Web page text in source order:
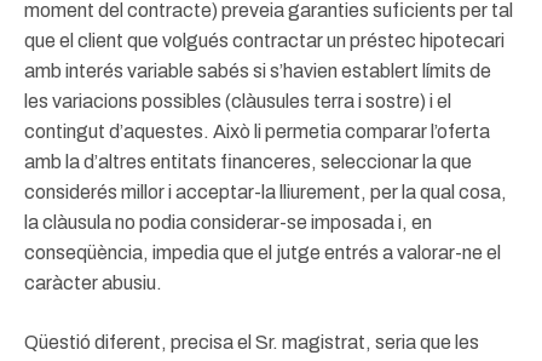
moment del contracte) preveia garanties suficients per tal
que el client que volgués contractar un préstec hipotecari
amb interés variable sabés si s’havien establert límits de
les variacions possibles (clàusules terra i sostre) i el
contingut d’aquestes. Això li permetia comparar l’oferta
amb la d’altres entitats financeres, seleccionar la que
considerés millor i acceptar-la lliurement, per la qual cosa,
la clàusula no podia considerar-se imposada i, en
conseqüència, impedia que el jutge entrés a valorar-ne el
caràcter abusiu.
Qüestió diferent, precisa el Sr. magistrat, seria que les